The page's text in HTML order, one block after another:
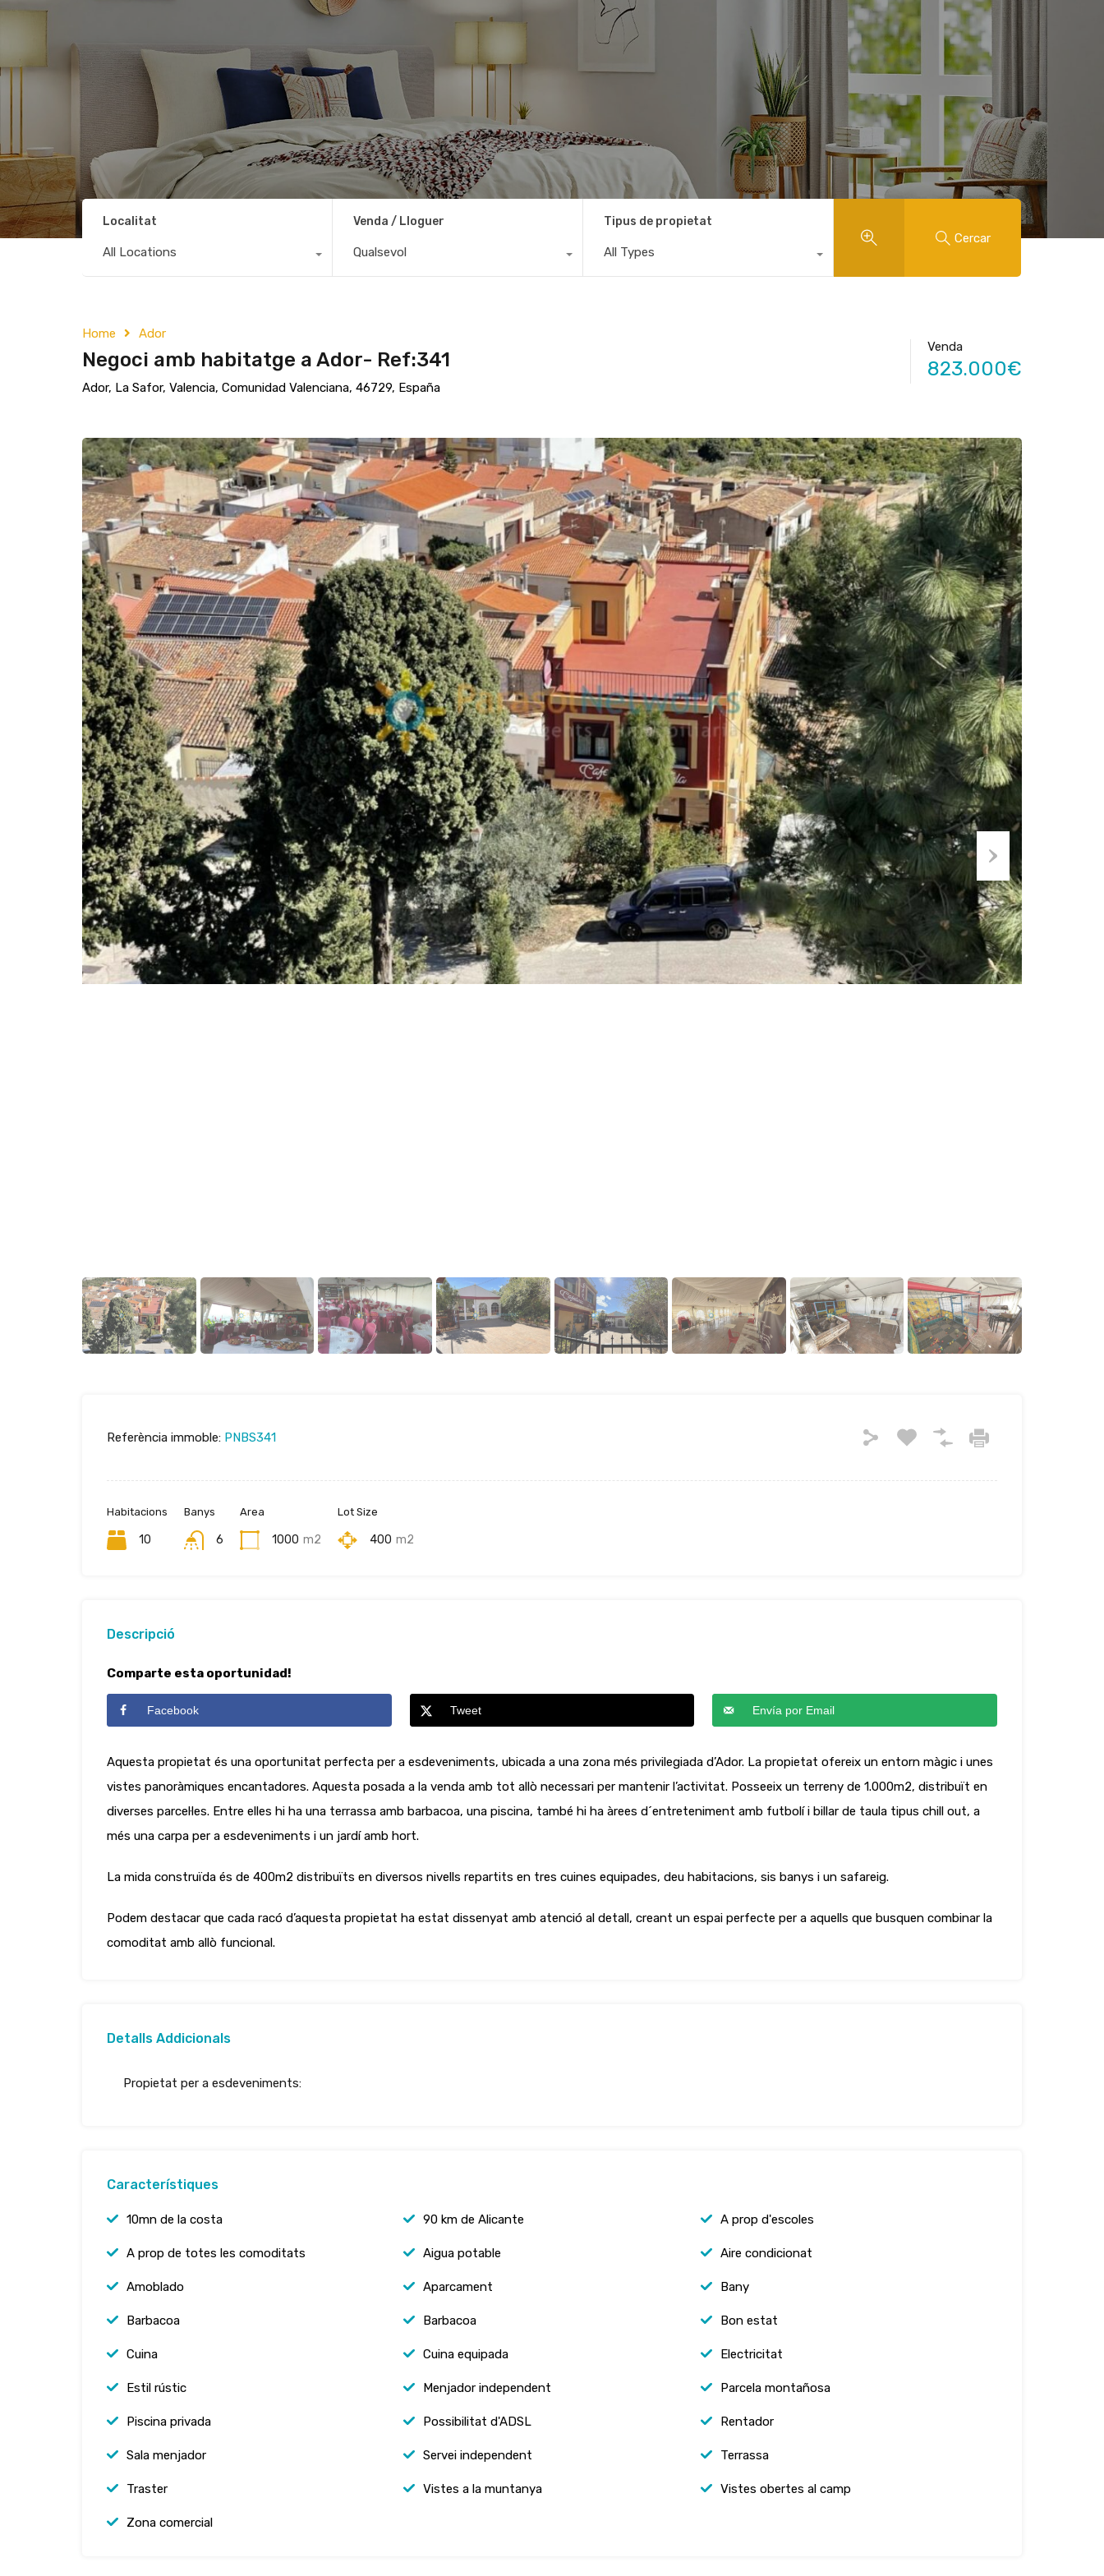
Localitat
All Locations
Venda / Lloguer
Qualsevol
Tipus de propietat
All Types
Cercar
Home Ador
Negoci amb habitatge a Ador- Ref:341
Ador, La Safor, Valencia, Comunidad Valenciana, 46729, España
Venda
823.000€
Referència immoble: PNBS341
Habitacions
10
Banys
6
Area
1000 m2
Lot Size
400 m2
Descripció
Comparte esta oportunidad!
Facebook Tweet Envía por Email
Aquesta propietat és una oportunitat perfecta per a esdeveniments, ubicada a una zona més privilegiada d’Ador. La propietat ofereix un entorn màgic i unes
vistes panoràmiques encantadores. Aquesta posada a la venda amb tot allò necessari per mantenir l’activitat. Posseeix un terreny de 1.000m2, distribuït en
diverses parcel·les. Entre elles hi ha una terrassa amb barbacoa, una piscina, també hi ha àrees d´entreteniment amb futbolí i billar de taula tipus chill out, a
més una carpa per a esdeveniments i un jardí amb hort.
La mida construïda és de 400m2 distribuïts en diversos nivells repartits en tres cuines equipades, deu habitacions, sis banys i un safareig.
Podem destacar que cada racó d’aquesta propietat ha estat dissenyat amb atenció al detall, creant un espai perfecte per a aquells que busquen combinar la
comoditat amb allò funcional.
Detalls Addicionals
Propietat per a esdeveniments:
Característiques
10mn de la costa 90 km de Alicante A prop d'escoles
A prop de totes les comoditats Aigua potable Aire condicionat
Amoblado Aparcament Bany
Barbacoa Barbacoa Bon estat
Cuina Cuina equipada Electricitat
Estil rústic Menjador independent Parcela montañosa
Piscina privada Possibilitat d'ADSL Rentador
Sala menjador Servei independent Terrassa
Traster Vistes a la muntanya Vistes obertes al camp
Zona comercial